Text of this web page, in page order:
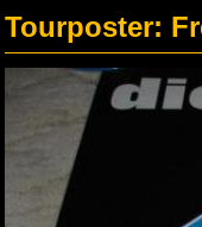
Tourposter: